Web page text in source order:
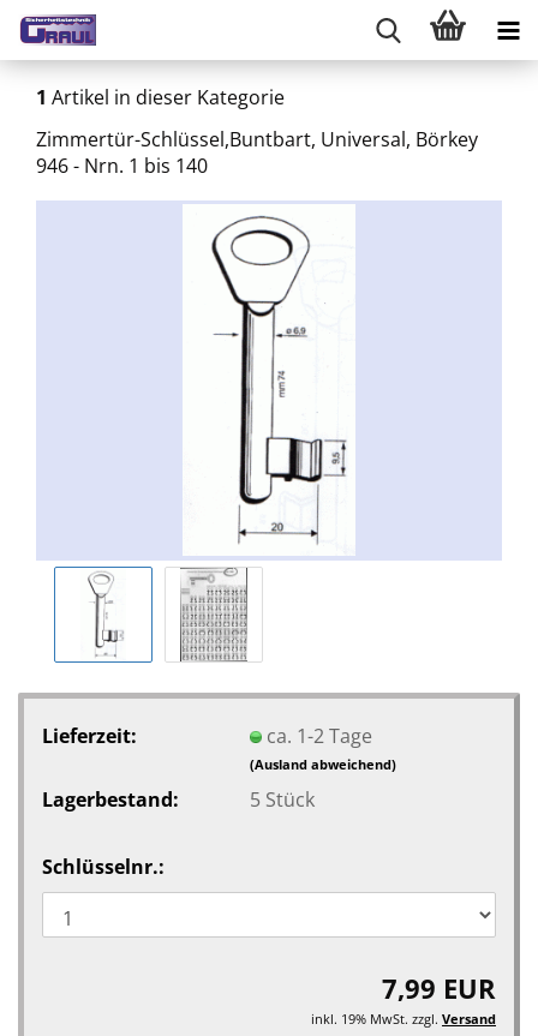
1 Artikel in dieser Kategorie
Zimmertür-Schlüssel,Buntbart, Universal, Börkey
946 - Nrn. 1 bis 140
Lieferzeit: ca. 1-2 Tage
(Ausland abweichend)
Lagerbestand: 5 Stück
Schlüsselnr.:
7,99 EUR
inkl. 19% MwSt. zzgl. Versand